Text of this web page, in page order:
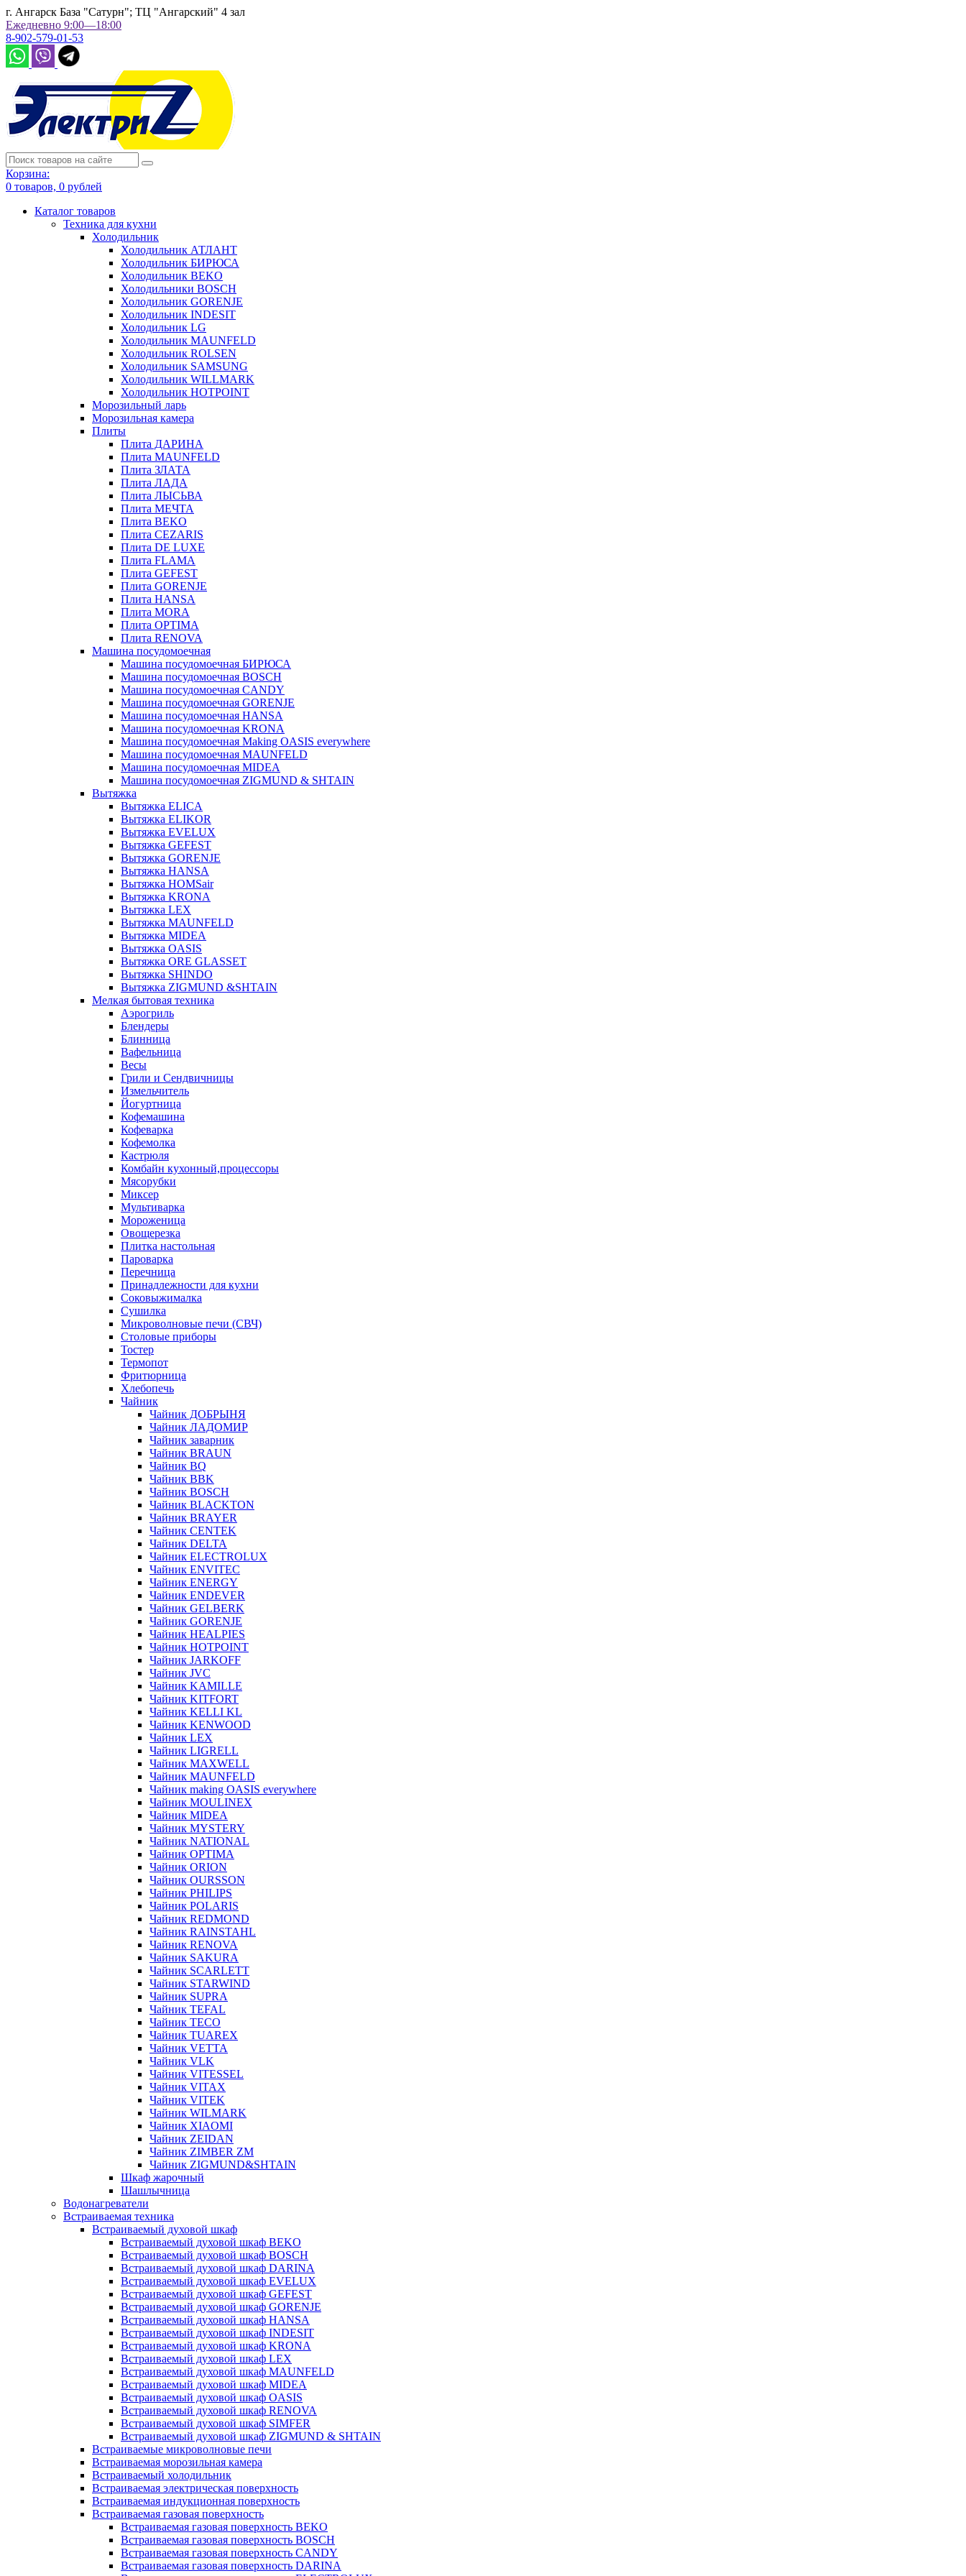
г. Ангарск База "Сатурн"; ТЦ "Ангарский" 4 зал
Ежедневно 9:00—18:00
8-902-579-01-53
Корзина:
0 товаров, 0 рублей
Каталог товаров
Техника для кухни
Холодильник
Холодильник АТЛАНТ
Холодильник БИРЮСА
Холодильник BEKO
Холодильники BOSCH
Холодильник GORENJE
Холодильник INDESIT
Холодильник LG
Холодильник MAUNFELD
Холодильник ROLSEN
Холодильник SAMSUNG
Холодильник WILLMARK
Холодильник HOTPOINT
Морозильный ларь
Морозильная камера
Плиты
Плита ДАРИНА
Плита MAUNFELD
Плита ЗЛАТА
Плита ЛАДА
Плита ЛЫСЬВА
Плита МЕЧТА
Плита BEKO
Плита CEZARIS
Плита DE LUXE
Плита FLAMA
Плита GEFEST
Плита GORENJE
Плита HANSA
Плита MORA
Плита OPTIMA
Плита RENOVA
Машина посудомоечная
Машина посудомоечная БИРЮСА
Машина посудомоечная BOSCH
Машина посудомоечная CANDY
Машина посудомоечная GORENJE
Машина посудомоечная HANSA
Машина посудомоечная KRONA
Машина посудомоечная Making OASIS everywhere
Машина посудомоечная MAUNFELD
Машина посудомоечная MIDEA
Машина посудомоечная ZIGMUND & SHTAIN
Вытяжка
Вытяжка ELICA
Вытяжка ELIKOR
Вытяжка EVELUX
Вытяжка GEFEST
Вытяжка GORENJE
Вытяжка HANSA
Вытяжка HOMSair
Вытяжка KRONA
Вытяжка LEX
Вытяжка MAUNFELD
Вытяжка MIDEA
Вытяжка OASIS
Вытяжка ORE GLASSET
Вытяжка SHINDO
Вытяжка ZIGMUND &SHTAIN
Мелкая бытовая техника
Аэрогриль
Блендеры
Блинница
Вафельница
Весы
Грили и Сендвичницы
Измельчитель
Йогуртница
Кофемашина
Кофеварка
Кофемолка
Кастрюля
Комбайн кухонный,процессоры
Мясорубки
Миксер
Мультиварка
Мороженица
Овощерезка
Плитка настольная
Пароварка
Перечница
Принадлежности для кухни
Соковыжималка
Сушилка
Микроволновые печи (СВЧ)
Столовые приборы
Тостер
Термопот
Фритюрница
Хлебопечь
Чайник
Чайник ДОБРЫНЯ
Чайник ЛАДОМИР
Чайник заварник
Чайник BRAUN
Чайник BQ
Чайник BBK
Чайник BOSCH
Чайник BLACKTON
Чайник BRAYER
Чайник CENTEK
Чайник DELTA
Чайник ELECTROLUX
Чайник ENVITEC
Чайник ENERGY
Чайник ENDEVER
Чайник GELBERK
Чайник GORENJE
Чайник HEALPIES
Чайник HOTPOINT
Чайник JARKOFF
Чайник JVC
Чайник KAMILLE
Чайник KITFORT
Чайник KELLI KL
Чайник KENWOOD
Чайник LEX
Чайник LIGRELL
Чайник MAXWELL
Чайник MAUNFELD
Чайник making OASIS everywhere
Чайник MOULINEX
Чайник MIDEA
Чайник MYSTERY
Чайник NATIONAL
Чайник OPTIMA
Чайник ORION
Чайник OURSSON
Чайник PHILIPS
Чайник POLARIS
Чайник REDMOND
Чайник RAINSTAHL
Чайник RENOVA
Чайник SAKURA
Чайник SCARLETT
Чайник STARWIND
Чайник SUPRA
Чайник TEFAL
Чайник TECO
Чайник TUAREX
Чайник VETTA
Чайник VLK
Чайник VITESSEL
Чайник VITAX
Чайник VITEK
Чайник WILMARK
Чайник XIAOMI
Чайник ZEIDAN
Чайник ZIMBER ZM
Чайник ZIGMUND&SHTAIN
Шкаф жарочный
Шашлычница
Водонагреватели
Встраиваемая техника
Встраиваемый духовой шкаф
Встраиваемый духовой шкаф BEKO
Встраиваемый духовой шкаф BOSCH
Встраиваемый духовой шкаф DARINA
Встраиваемый духовой шкаф EVELUX
Встраиваемый духовой шкаф GEFEST
Встраиваемый духовой шкаф GORENJE
Встраиваемый духовой шкаф HANSA
Встраиваемый духовой шкаф INDESIT
Встраиваемый духовой шкаф KRONA
Встраиваемый духовой шкаф LEX
Встраиваемый духовой шкаф MAUNFELD
Встраиваемый духовой шкаф MIDEA
Встраиваемый духовой шкаф OASIS
Встраиваемый духовой шкаф RENOVA
Встраиваемый духовой шкаф SIMFER
Встраиваемый духовой шкаф ZIGMUND & SHTAIN
Встраиваемые микроволновые печи
Встраиваемая морозильная камера
Встраиваемый холодильник
Встраиваемая электрическая поверхность
Встраиваемая индукционная поверхность
Встраиваемая газовая поверхность
Встраиваемая газовая поверхность BEKO
Встраиваемая газовая поверхность BOSCH
Встраиваемая газовая поверхность CANDY
Встраиваемая газовая поверхность DARINA